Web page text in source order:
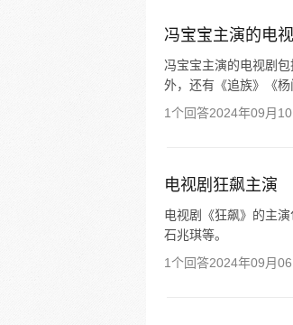
冯宝宝主演的电
冯宝宝主演的电视剧
外，还有《追族》《
1个回答2024年09月
电视剧狂飙主演
电视剧《狂飙》的主
石兆琪等。
1个回答2024年09月